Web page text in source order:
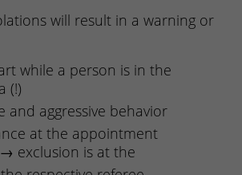
will result in a warning or
while a person is in the
(!)
and aggressive behavior
at the appointment
exclusion is at the